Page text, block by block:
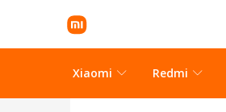
Xiaomi Redmi